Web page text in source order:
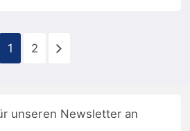
1 2
unseren Newsletter an